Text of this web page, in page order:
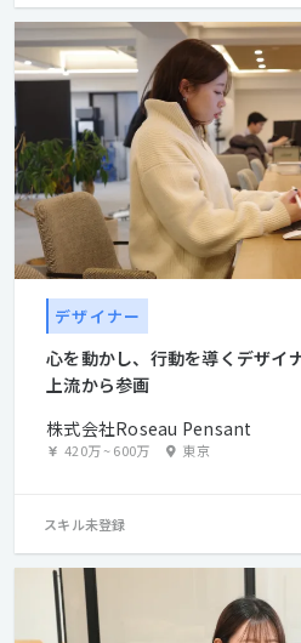
デザイナー
心を動かし、行動を導くデザイ
上流から参画
株式会社Roseau Pensant
420万~600万 東京
スキル未登録